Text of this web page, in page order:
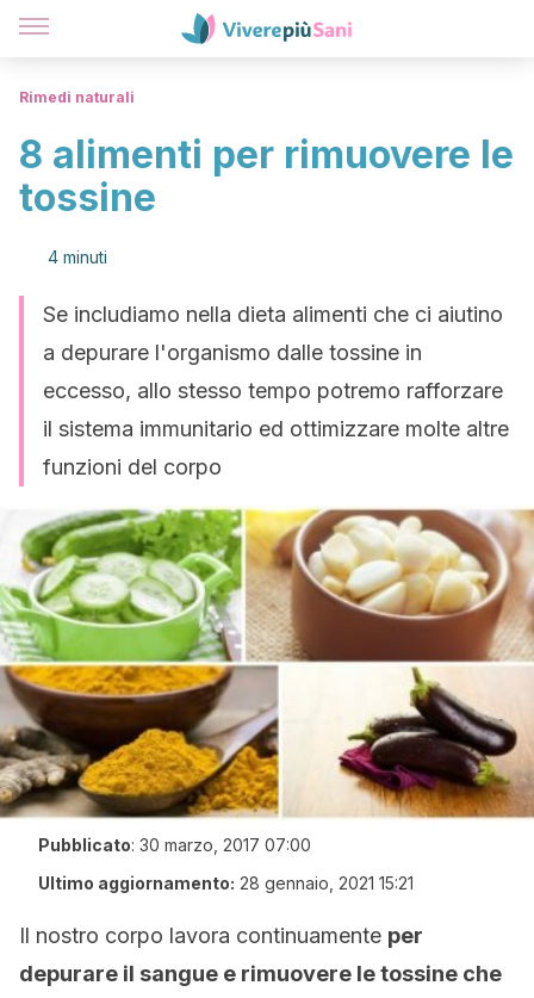
Rimedi naturali
8 alimenti per rimuovere le
tossine
4 minuti
Se includiamo nella dieta alimenti che ci aiutino
a depurare l'organismo dalle tossine in
eccesso, allo stesso tempo potremo rafforzare
il sistema immunitario ed ottimizzare molte altre
funzioni del corpo
Pubblicato: 30 marzo, 2017 07:00
Ultimo aggiornamento: 28 gennaio, 2021 15:21
Il nostro corpo lavora continuamente per
depurare il sangue e rimuovere le tossine che